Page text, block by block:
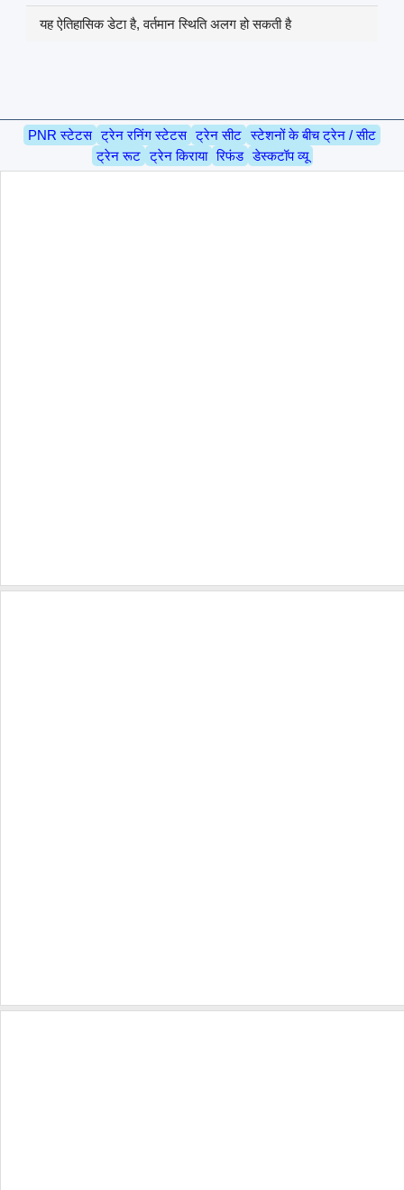
यह ऐतिहासिक डेटा है, वर्तमान स्थिति अलग हो सकती है
PNR स्टेटस ट्रेन रनिंग स्टेटस ट्रेन सीट स्टेशनों के बीच ट्रेन / सीट
ट्रेन रूट ट्रेन किराया रिफंड डेस्कटॉप व्यू